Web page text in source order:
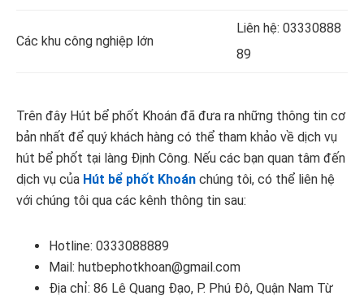
Các khu công nghiệp lớn
Liên hệ: 03330888
89
Trên đây Hút bể phốt Khoán đã đưa ra những thông tin cơ
bản nhất để quý khách hàng có thể tham khảo về dịch vụ
hút bể phốt tại làng Định Công. Nếu các bạn quan tâm đến
dịch vụ của Hút bể phốt Khoán chúng tôi, có thể liên hệ
với chúng tôi qua các kênh thông tin sau:
Hotline: 0333088889
Mail: hutbephotkhoan@gmail.com
Địa chỉ: 86 Lê Quang Đạo, P. Phú Đô, Quận Nam Từ